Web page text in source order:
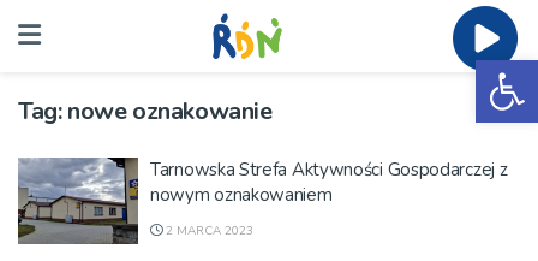
Tag:nowe oznakowanie
Tarnowska Strefa Aktywności Gospodarczej z
nowym oznakowaniem
2 MARCA 2023